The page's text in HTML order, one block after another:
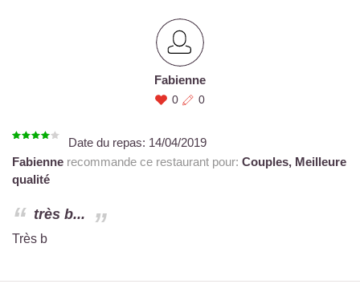
Fabienne
0 0
Date du repas: 14/04/2019
Fabienne recommande ce restaurant pour: Couples, Meilleure
qualité
très b...
Très b